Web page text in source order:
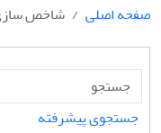
صفحه اصلی شاخص
جستجوی پیشرفته